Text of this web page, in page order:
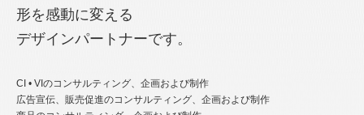
形を感動に変える
デザインパートナーです。
CI • VIのコンサルティング、企画および制作
広告宣伝、販売促進のコンサルティング、企画および制作